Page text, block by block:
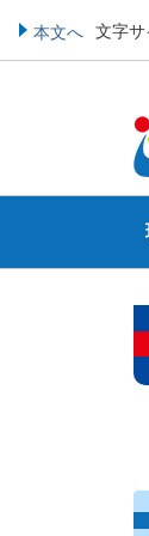
本文へ 文字